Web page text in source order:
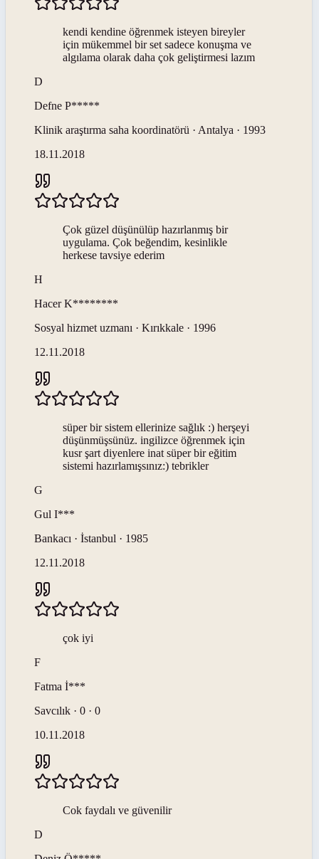
kendi kendine öğrenmek isteyen bireyler
için mükemmel bir set sadece konuşma ve
algılama olarak daha çok geliştirmesi lazım
D
Defne P*****
Klinik araştırma saha koordinatörü · Antalya · 1993
18.11.2018
Çok güzel düşünülüp hazırlanmış bir
uygulama. Çok beğendim, kesinlikle
herkese tavsiye ederim
H
Hacer K********
Sosyal hizmet uzmanı · Kırıkkale · 1996
12.11.2018
süper bir sistem ellerinize sağlık :) herşeyi
düşünmüşsünüz. ingilizce öğrenmek için
kusr şart diyenlere inat süper bir eğitim
sistemi hazırlamışsınız:) tebrikler
G
Gul I***
Bankacı · İstanbul · 1985
12.11.2018
çok iyi
F
Fatma İ***
Savcılık · 0 · 0
10.11.2018
Cok faydalı ve güvenilir
D